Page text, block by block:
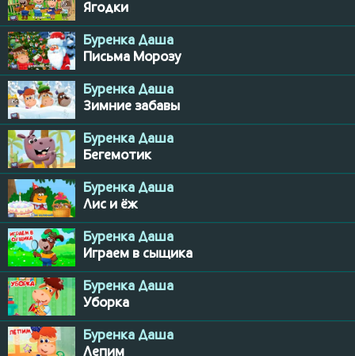
Ягодки
Буренка Даша
Письма Морозу
Буренка Даша
Зимние забавы
Буренка Даша
Бегемотик
Буренка Даша
Лис и ёж
Буренка Даша
Играем в сыщика
Буренка Даша
Уборка
Буренка Даша
Лепим